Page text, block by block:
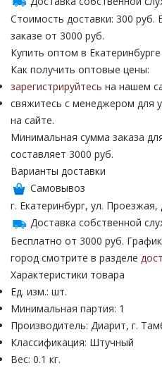
Стоимость доставки: 300 руб.
заказе от 3000 руб.
Купить оптом в Екатеринбурге
Как получить оптовые цены:
зарегистрируйтесь на нашем
свяжитесь с менеджером для
на сайте.
Минимальная сумма заказа
составляет 3000 руб.
Варианты доставки
Самовывоз
г. Екатеринбург, ул. Проезжая,
Доставка собственной
Бесплатно от 3000 руб.
город смотрите в разделе
Характеристики товара
Ед. изм.: шт.
Минимальная партия: 1
Производитель: Диарит, г.
Классификация: Штучный
Вес: 0.1 кг.